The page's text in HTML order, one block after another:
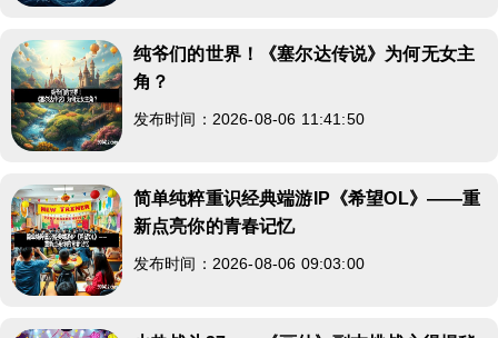
纯爷们的世界！《塞尔达传说》为何无女主
角？
发布时间：2026-08-06 11:41:50
简单纯粹重识经典端游IP《希望OL》——重
新点亮你的青春记忆
发布时间：2026-08-06 09:03:00